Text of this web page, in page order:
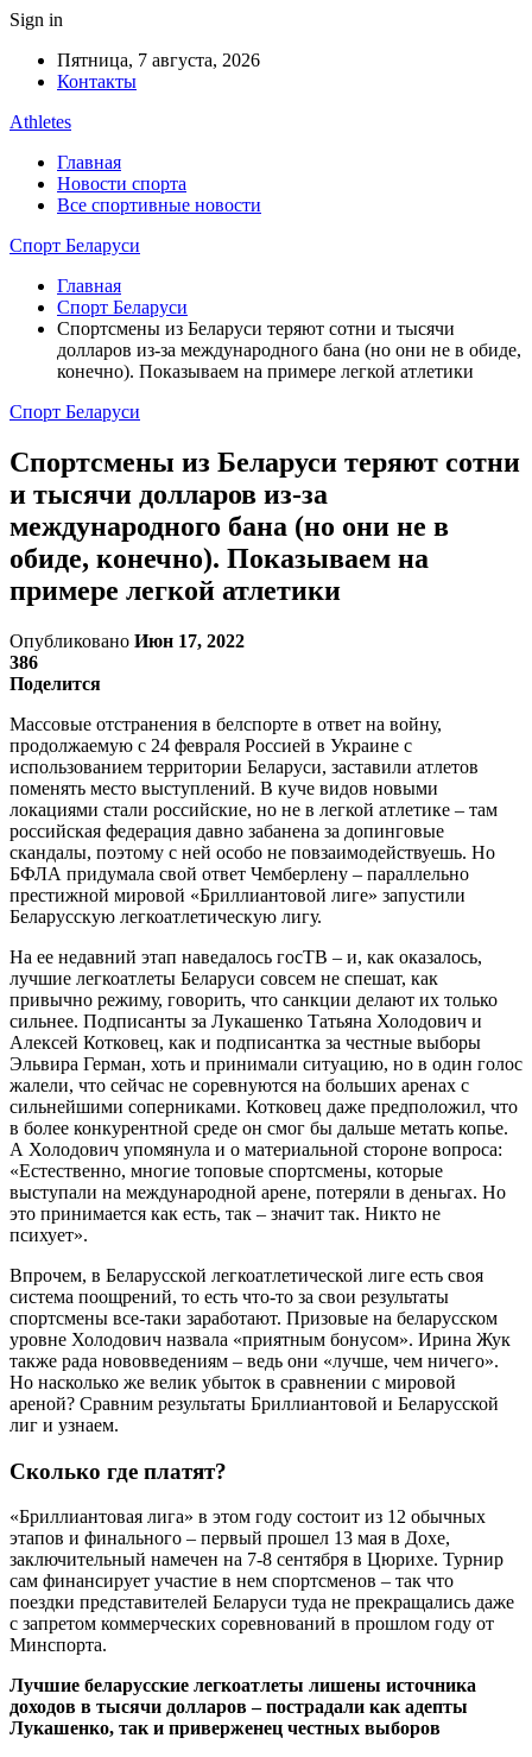
Sign in
Пятница, 7 августа, 2026
Контакты
Athletes
Главная
Новости спорта
Все спортивные новости
Спорт Беларуси
Главная
Спорт Беларуси
Спортсмены из Беларуси теряют сотни и тысячи
долларов из-за международного бана (но они не в обиде,
конечно). Показываем на примере легкой атлетики
Спорт Беларуси
Спортсмены из Беларуси теряют сотни
и тысячи долларов из-за
международного бана (но они не в
обиде, конечно). Показываем на
примере легкой атлетики
Опубликовано Июн 17, 2022
386
Поделится
Массовые отстранения в белспорте в ответ на войну,
продолжаемую с 24 февраля Россией в Украине с
использованием территории Беларуси, заставили атлетов
поменять место выступлений. В куче видов новыми
локациями стали российские, но не в легкой атлетике – там
российская федерация давно забанена за допинговые
скандалы, поэтому с ней особо не повзаимодействуешь. Но
БФЛА придумала свой ответ Чемберлену – параллельно
престижной мировой «Бриллиантовой лиге» запустили
Беларусскую легкоатлетическую лигу.
На ее недавний этап наведалось госТВ – и, как оказалось,
лучшие легкоатлеты Беларуси совсем не спешат, как
привычно режиму, говорить, что санкции делают их только
сильнее. Подписанты за Лукашенко Татьяна Холодович и
Алексей Котковец, как и подписантка за честные выборы
Эльвира Герман, хоть и принимали ситуацию, но в один голос
жалели, что сейчас не соревнуются на больших аренах с
сильнейшими соперниками. Котковец даже предположил, что
в более конкурентной среде он смог бы дальше метать копье.
А Холодович упомянула и о материальной стороне вопроса:
«Естественно, многие топовые спортсмены, которые
выступали на международной арене, потеряли в деньгах. Но
это принимается как есть, так – значит так. Никто не
психует».
Впрочем, в Беларусской легкоатлетической лиге есть своя
система поощрений, то есть что-то за свои результаты
спортсмены все-таки заработают. Призовые на беларусском
уровне Холодович назвала «приятным бонусом». Ирина Жук
также рада нововведениям – ведь они «лучше, чем ничего».
Но насколько же велик убыток в сравнении с мировой
ареной? Сравним результаты Бриллиантовой и Беларусской
лиг и узнаем.
Сколько где платят?
«Бриллиантовая лига» в этом году состоит из 12 обычных
этапов и финального – первый прошел 13 мая в Дохе,
заключительный намечен на 7-8 сентября в Цюрихе. Турнир
сам финансирует участие в нем спортсменов – так что
поездки представителей Беларуси туда не прекращались даже
с запретом коммерческих соревнований в прошлом году от
Минспорта.
Лучшие беларусские легкоатлеты лишены источника
доходов в тысячи долларов – пострадали как адепты
Лукашенко, так и приверженец честных выборов